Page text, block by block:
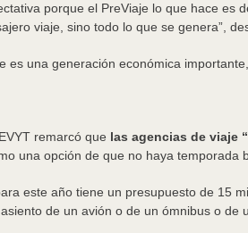
porque el PreViaje lo que hace
viaje, sino todo lo que se genera”,
es una generación económica
remarcó que las agencias de viaje
una opción de que no haya temporada
este año tiene un presupuesto de 15
de un avión o de un ómnibus o de